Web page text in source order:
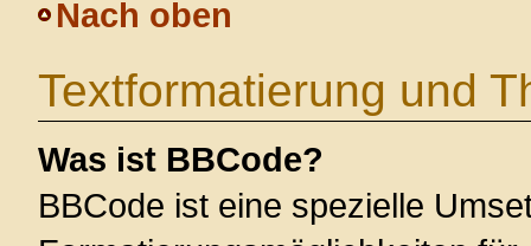
Nach oben
Textformatierung und
Was ist BBCode?
BBCode ist eine spezielle